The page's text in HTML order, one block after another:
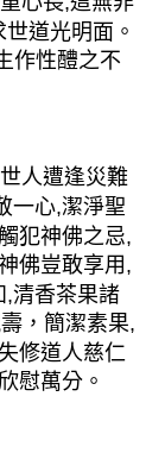
道光明面。
作性醴之不
人遭逢災難
一心,潔淨聖
犯神佛之忌,
佛豈敢享用,
,清香茶果諸
，簡潔素果,
修道人慈仁
慰萬分。